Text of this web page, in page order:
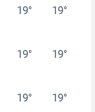
19° 19°
19° 19°
19° 19°